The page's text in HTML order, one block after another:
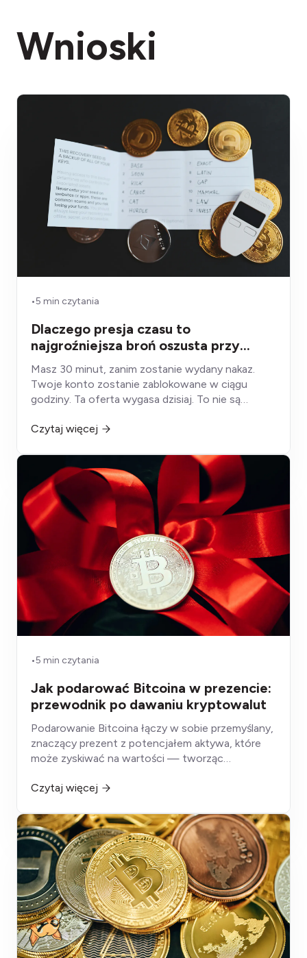
Wnioski
•5 min czytania
Dlaczego presja czasu to
najgroźniejsza broń oszusta przy
bitomacie
Masz 30 minut, zanim zostanie wydany nakaz.
Twoje konto zostanie zablokowane w ciągu
godziny. Ta oferta wygasa dzisiaj. To nie są
wyłączyć tę część mózgu, która w innych
Czytaj więcej
•5 min czytania
Jak podarować Bitcoina w prezencie:
przewodnik po dawaniu kryptowalut
Podarowanie Bitcoina łączy w sobie przemyślany,
znaczący prezent z potencjałem aktywa, które
może zyskiwać na wartości — tworząc
prezentów, które tracą na wartości, zużywają się
podarowanie kryptowaluty jest dostępne dla
każdego, kto ma gotówkę, przekształcając
kilkuminutowy zakup w prezent o potencjalnie
wieloletnim znaczeniu.
Czytaj więcej